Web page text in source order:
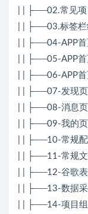
| | ├──02.常见
| | ├──03.标签
| | ├──04-APP
| | ├──05-APP
| | ├──06-APP
| | ├──07-发现
| | ├──08-消息
| | ├──09-我的
| | ├──10-常规
| | ├──11-常规
| | ├──12-谷歌
| | ├──13-数据
| | ├──14-项目